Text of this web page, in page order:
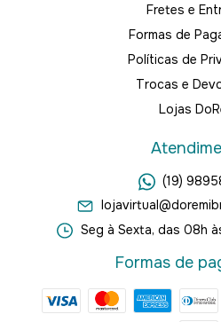
Fretes e
Formas de
Políticas de
Trocas e
Lojas
(19)
Seg à Sexta, das 08h
Formas de